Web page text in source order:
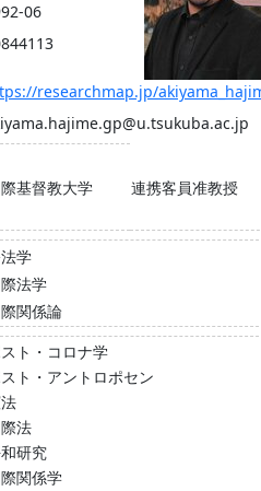
06
researchmap.jp/
基督教大学
連携客員准教授
学
法学
関係論
ト・コロナ学
ト・アントロポセン
法
研究
関係学